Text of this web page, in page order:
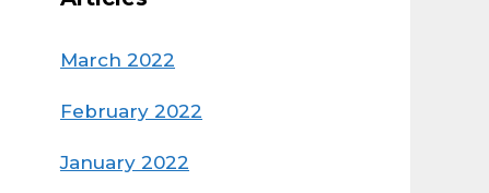
March 2022
February 2022
January 2022